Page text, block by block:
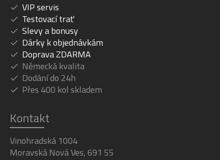
VIP servis
Testovací trať
Slevy a bonusy
Dárky k objednávkám
Doprava ZDARMA
Německá kvalita
Dodání do 24h
Přes 400 kol skladem
Kontakt
Vinohradská 1004
Moravská Nová Ves, 691 55